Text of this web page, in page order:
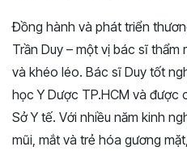
Đồng hành và phát triển
Trần Duy – một vị bác sĩ thẩm
và khéo léo. Bác sĩ Duy tốt
học Y Dược TP.HCM và được
Sở Y tế. Với nhiều năm kinh
mũi, mắt và trẻ hóa gương